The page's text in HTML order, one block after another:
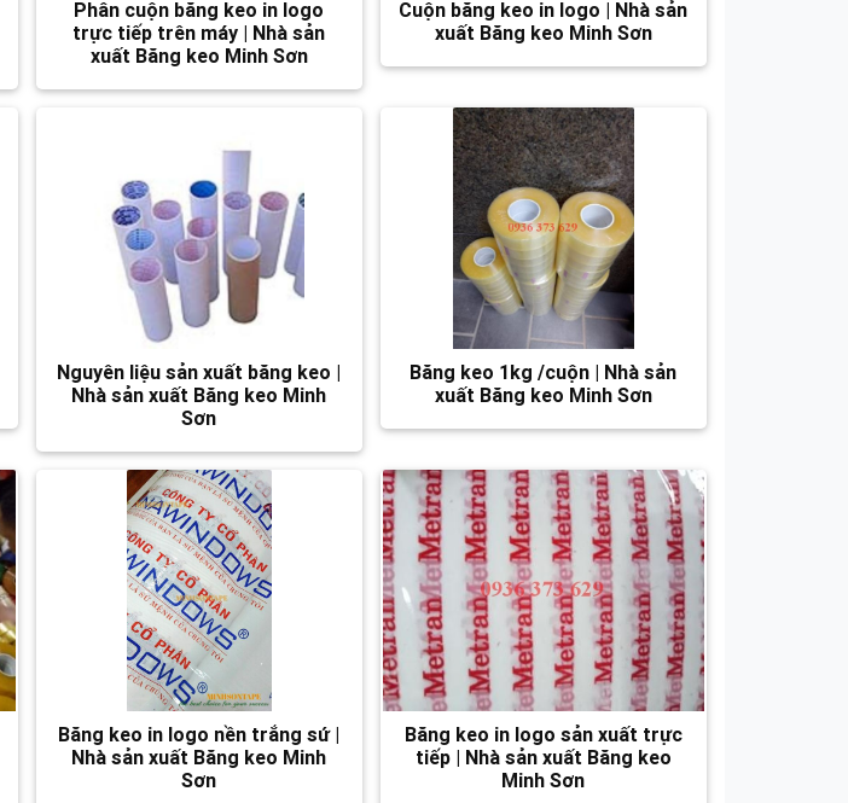
Phân cuộn băng keo in logo
trực tiếp trên máy | Nhà sản
xuất Băng keo Minh Sơn
Cuộn băng keo in logo | Nhà sản
xuất Băng keo Minh Sơn
Nguyên liệu sản xuất băng keo |
Nhà sản xuất Băng keo Minh
Sơn
Băng keo 1kg /cuộn | Nhà sản
xuất Băng keo Minh Sơn
Băng keo in logo nền trắng sứ |
Nhà sản xuất Băng keo Minh
Sơn
Băng keo in logo sản xuất trực
tiếp | Nhà sản xuất Băng keo
Minh Sơn